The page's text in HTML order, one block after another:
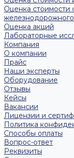
Оценка стоимости
железнодорожного
Оценка акций
Лабораторные
Компания
О компании
Прайс
Наши эксперты
Оборудование
Отзывы
Кейсы
Вакансии
Лицензии и
Политика
Способы оплаты
Вопрос-ответ
Реквизиты